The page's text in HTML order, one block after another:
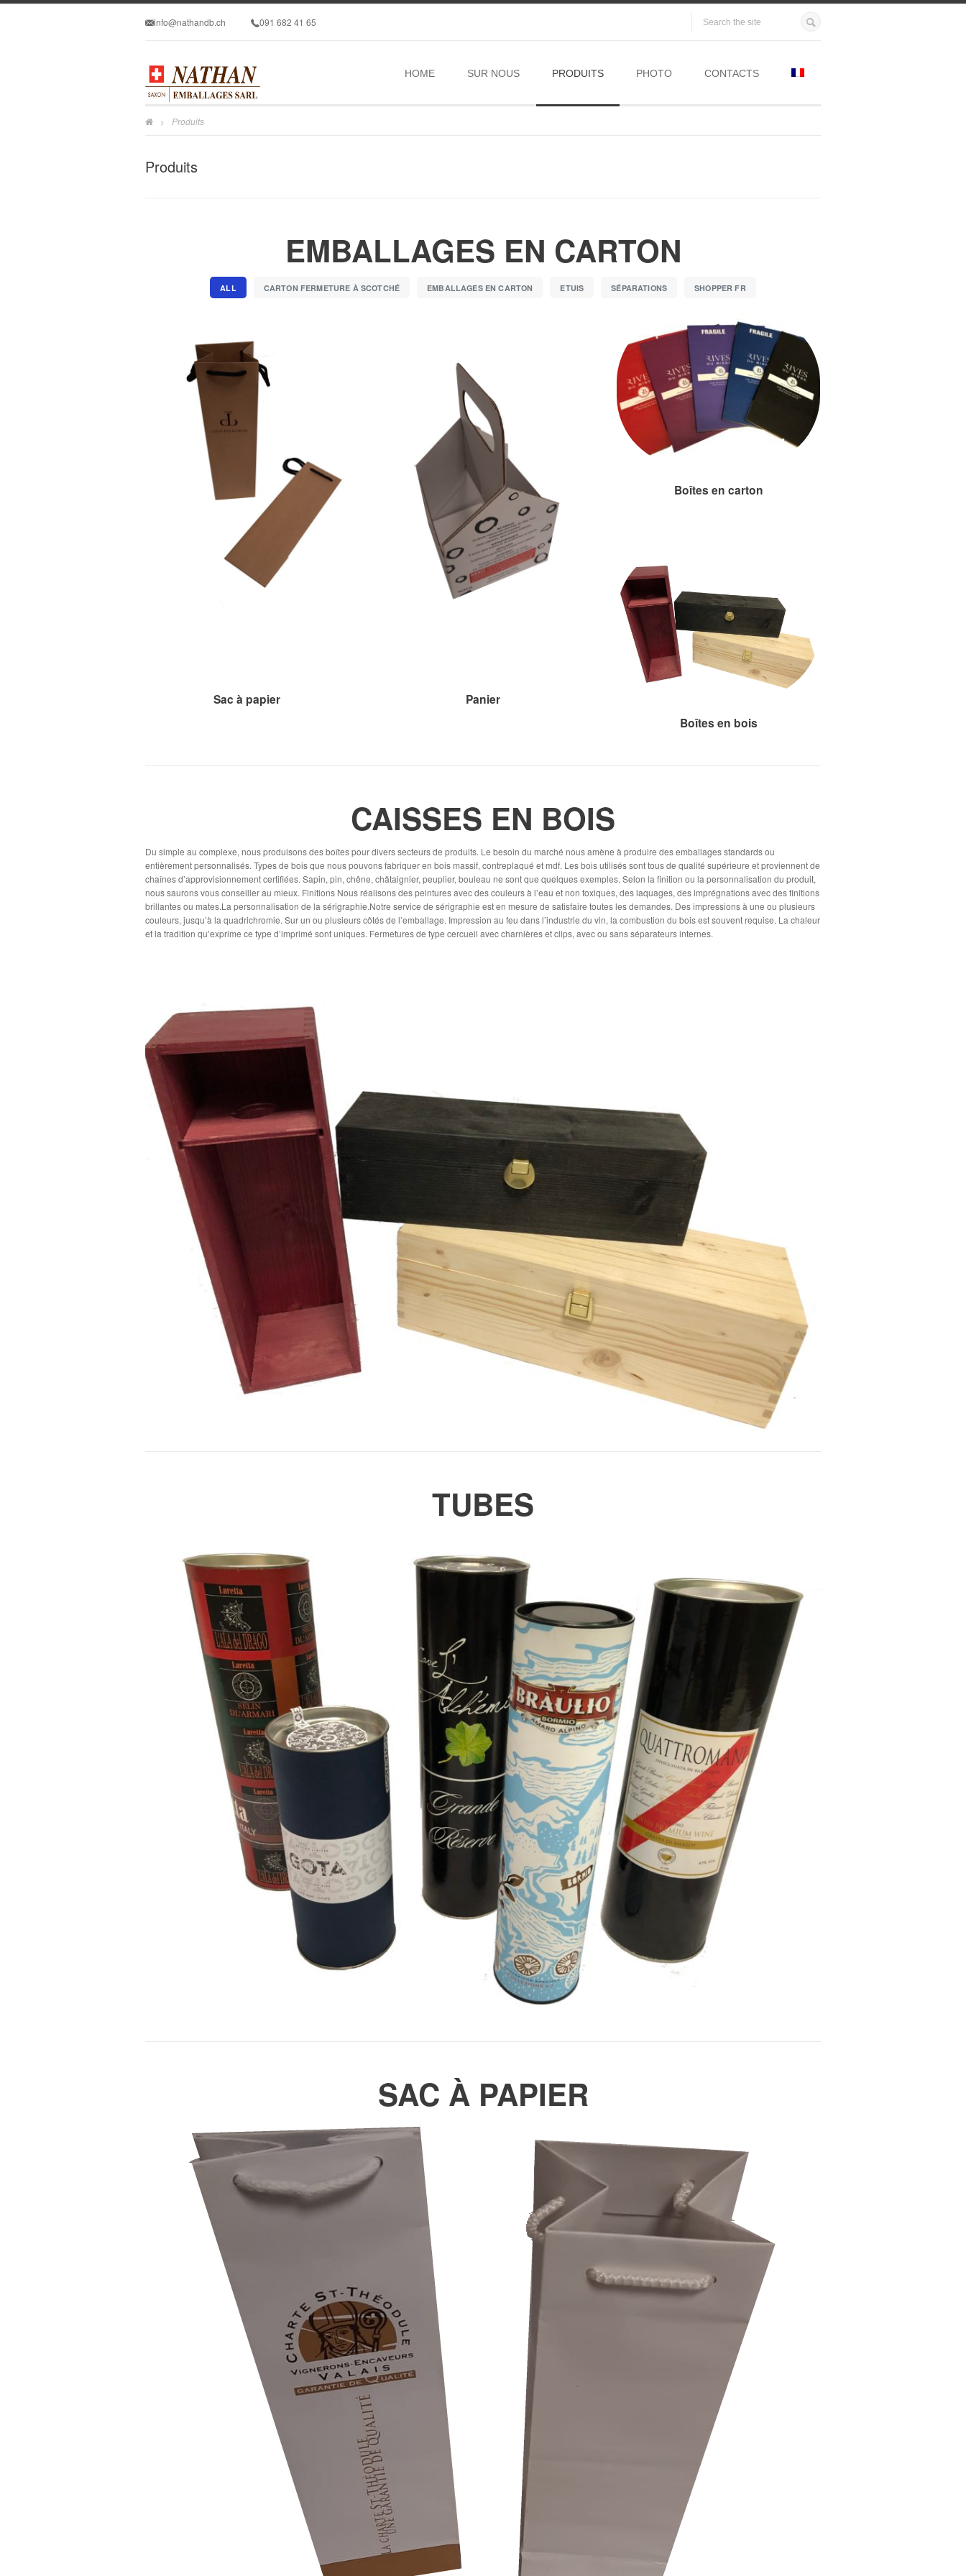
info@nathandb.ch 091 682 41 65
HOME SUR NOUS PRODUITS PHOTO CONTACTS
> Produits
Produits
EMBALLAGES EN CARTON
ALL CARTON FERMETURE À SCOTCHÉ EMBALLAGES EN CARTON ETUIS SÉPARATIONS SHOPPER FR
Sac à papier Panier
Boîtes en carton
Boîtes en bois
CAISSES EN BOIS
Du simple au complexe, nous produisons des boîtes pour divers secteurs de produits. Le besoin du marché nous amène à produire des emballages standards ou
entièrement personnalisés. Types de bois que nous pouvons fabriquer en bois massif, contreplaqué et mdf. Les bois utilisés sont tous de qualité supérieure et proviennent de
chaînes d’approvisionnement certifiées. Sapin, pin, chêne, châtaignier, peuplier, bouleau ne sont que quelques exemples. Selon la finition ou la personnalisation du produit,
nous saurons vous conseiller au mieux. Finitions Nous réalisons des peintures avec des couleurs à l’eau et non toxiques, des laquages, des imprégnations avec des finitions
brillantes ou mates.La personnalisation de la sérigraphie.Notre service de sérigraphie est en mesure de satisfaire toutes les demandes. Des impressions à une ou plusieurs
couleurs, jusqu’à la quadrichromie. Sur un ou plusieurs côtés de l’emballage. Impression au feu dans l’industrie du vin, la combustion du bois est souvent requise. La chaleur
et la tradition qu’exprime ce type d’imprimé sont uniques. Fermetures de type cercueil avec charnières et clips, avec ou sans séparateurs internes.
TUBES
SAC À PAPIER